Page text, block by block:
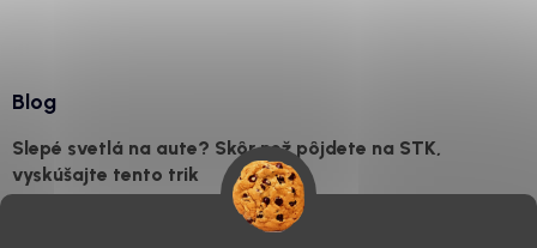
Blog
Slepé svetlá na aute? Skôr než pôjdete na STK,
vyskúšajte tento trik